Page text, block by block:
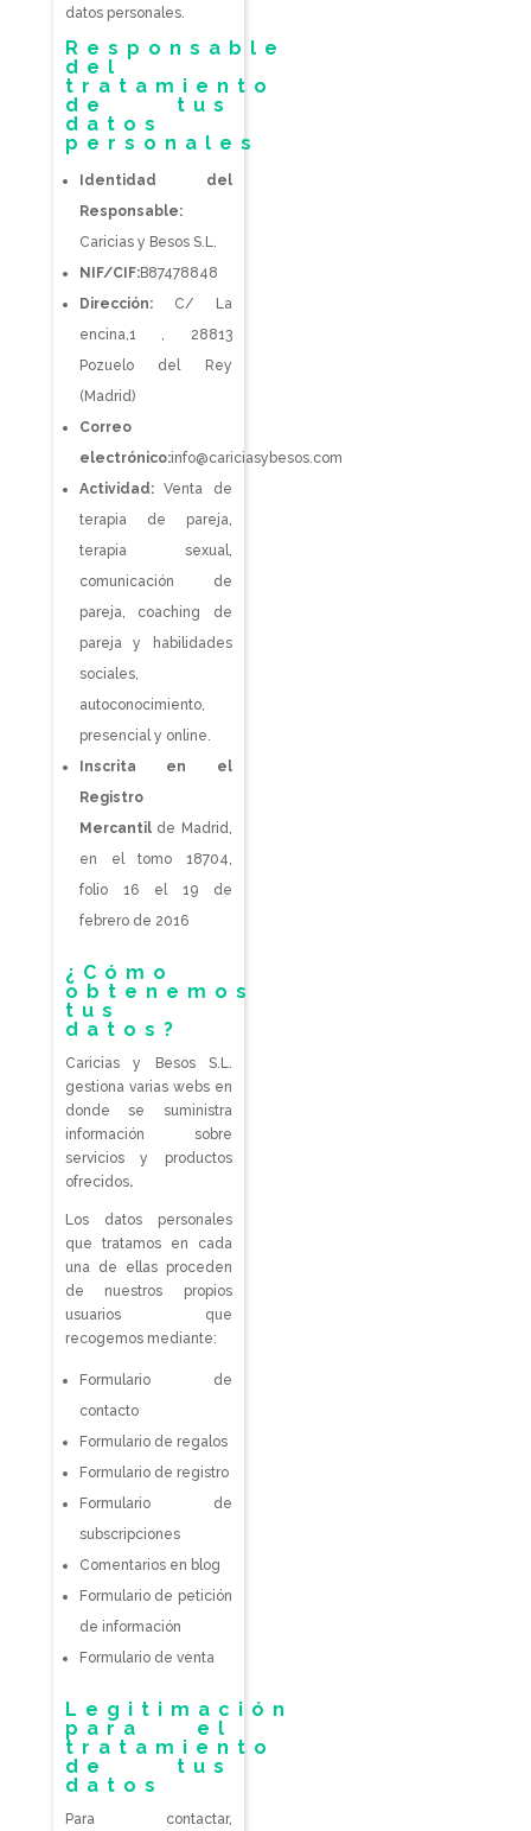
datos personales.
Responsable
del
tratamiento
de tus
datos
personales
Identidad del
Responsable:
Caricias y Besos S.L.
NIF/CIF:B87478848
Dirección: C/ La
encina,1 , 28813
Pozuelo del Rey
(Madrid)
Correo
electrónico:info@cariciasybesos.com
Actividad:Venta de
terapia de pareja,
terapia sexual,
comunicación de
pareja, coaching de
pareja y habilidades
sociales,
autoconocimiento,
presencial y online.
Inscrita en el
Registro
Mercantil de Madrid,
en el tomo 18704,
folio 16 el 19 de
febrero de 2016
¿Cómo
obtenemos
tus
datos?
Caricias y Besos S.L.
gestiona varias webs en
donde se suministra
información sobre
servicios y productos
ofrecidos.
Los datos personales
que tratamos en cada
una de ellas proceden
de nuestros propios
usuarios que
recogemos mediante:
Formulario de
contacto
Formulario de regalos
Formulario de registro
Formulario de
subscripciones
Comentarios en blog
Formulario de petición
de información
Formulario de venta
Legitimación
para el
tratamiento
de tus
datos
Para contactar,